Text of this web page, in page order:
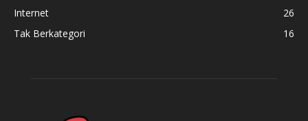
Internet
26
Tak Berkategori
16